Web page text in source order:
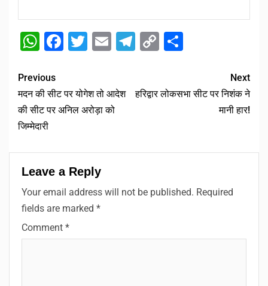
WhatsApp
Facebook
Twitter
EmailTelegram
Copy
Previous
मदन की सीट पर योगेश तो आदेश
की सीट पर अनिल अरोड़ा को
जिम्मेदारी
Next
हरिद्वार लोकसभा सीट पर निशंक ने
मानी हार!
Leave a Reply
Your email address will not be published. Required
fields are marked *
Comment *